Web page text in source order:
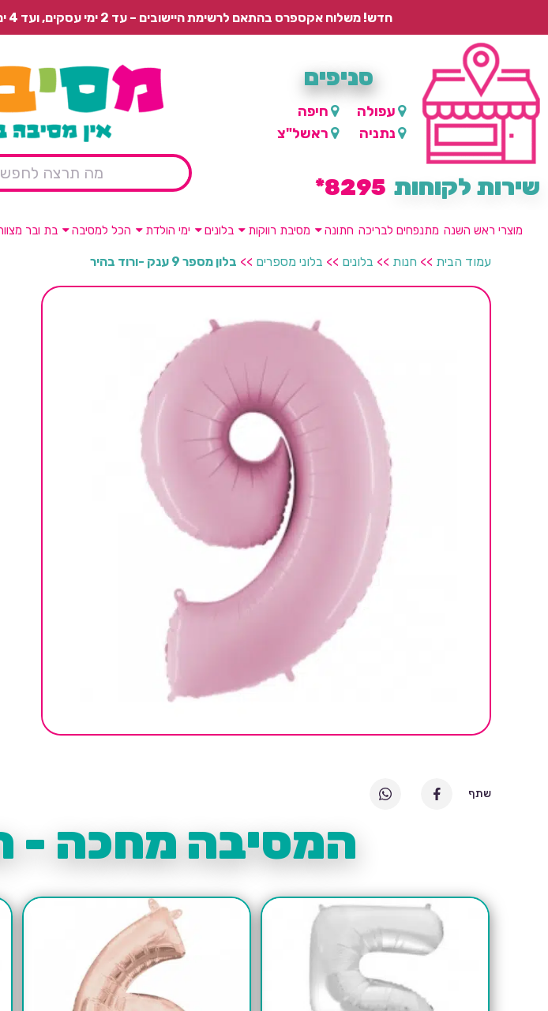
חדש! משלוח אקספרס בהתאם לרשימת היישובים – עד 2 ימי עסקים, ועד 4 ימי עסקים למוצרים ממותגים. משלוח רגיל בתשלום או איסוף עצמי חינם.
סניפים
עפולה
חיפה
נתניה
ראשל"צ
שירות לקוחות 8295*
מוצרי ראש השנה מתנפחים לבריכה חתונה מסיבת רווקות בלונים ימי הולדת הכל למסיבה בת ובר
עמוד הבית >> חנות >> בלונים >> בלוני מספרים >> בלון מספר 9 ענק -ורוד בהיר
שתף
המסיבה מחכה -